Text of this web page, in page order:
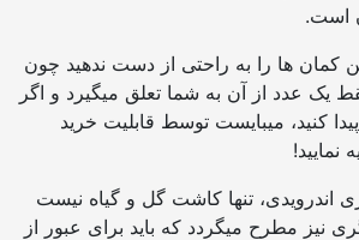
است.
کمان ها را به راحتی از دست ندهید چون
یک عدد از آن به شما تعلق میگیرد و اگر
کنید، میبایست توسط قابلیت خرید
نمایید!
اندرویدی، تنها کاشت گل و گیاه نیست
نیز مطرح میگردد که باید برای عبور از